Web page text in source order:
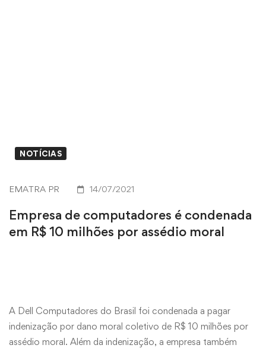
NOTÍCIAS
EMATRA PR 14/07/2021
Empresa de computadores é condenada
em R$ 10 milhões por assédio moral
A Dell Computadores do Brasil foi condenada a pagar
indenização por dano moral coletivo de R$ 10 milhões por
assédio moral. Além da indenização, a empresa também